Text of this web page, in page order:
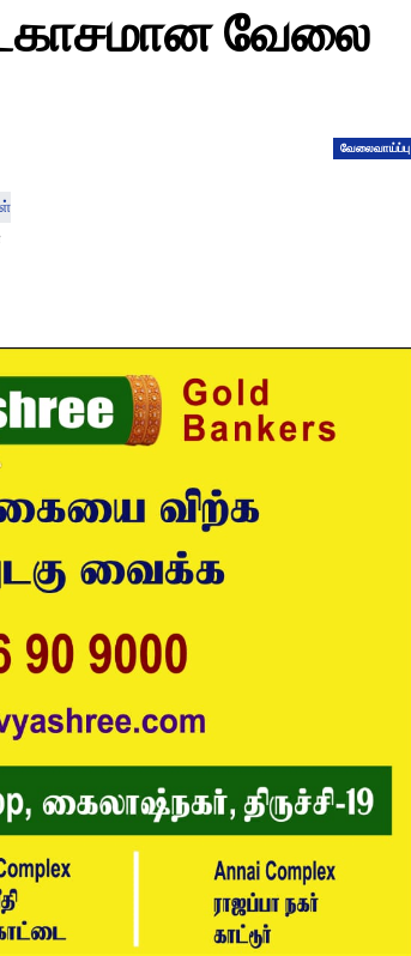
வேலை
வேலைவாய்ப்பு